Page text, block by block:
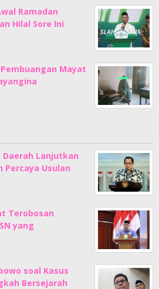
Ramadan
Hilal Sore Ini
Mayat
Lanjutkan
Percaya Usulan
Terobosan
yang
soal Kasus
Bersejarah